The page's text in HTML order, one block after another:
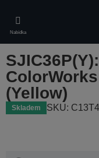
main
content
Nabídka
(Yellow)
Skladem SKU: